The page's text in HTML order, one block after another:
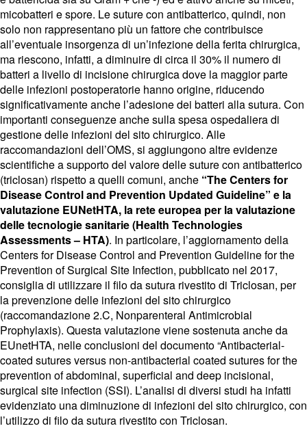
micobatteri e spore. Le suture con antibatterico, quindi, non
solo non rappresentano più un fattore che contribuisce
all’eventuale insorgenza di un’infezione della ferita chirurgica,
ma riescono, infatti, a diminuire di circa il 30% il numero di
batteri a livello di incisione chirurgica dove la maggior parte
delle infezioni postoperatorie hanno origine, riducendo
significativamente anche l’adesione dei batteri alla sutura. Con
importanti conseguenze anche sulla spesa ospedaliera di
gestione delle infezioni del sito chirurgico. Alle
raccomandazioni dell’OMS, si aggiungono altre evidenze
scientifiche a supporto del valore delle suture con antibatterico
(triclosan) rispetto a quelli comuni, anche “The Centers for
Disease Control and Prevention Updated Guideline” e la
valutazione EUNetHTA, la rete europea per la valutazione
delle tecnologie sanitarie (Health Technologies
Assessments – HTA). In particolare, l’aggiornamento della
Centers for Disease Control and Prevention Guideline for the
Prevention of Surgical Site Infection, pubblicato nel 2017,
consiglia di utilizzare il filo da sutura rivestito di Triclosan, per
la prevenzione delle infezioni del sito chirurgico
(raccomandazione 2.C, Nonparenteral Antimicrobial
Prophylaxis). Questa valutazione viene sostenuta anche da
EUnetHTA, nelle conclusioni del documento “Antibacterial-
coated sutures versus non-antibacterial coated sutures for the
prevention of abdominal, superficial and deep incisional,
surgical site infection (SSI). L’analisi di diversi studi ha infatti
evidenziato una diminuzione di infezioni del sito chirurgico, con
l’utilizzo di filo da sutura rivestito con Triclosan.